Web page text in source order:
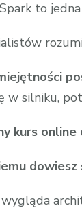
to
w silniku,
kurs online
dowiesz
wygląda